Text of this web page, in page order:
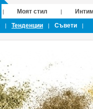
| Моят стил |
| Тенденции | Съвети |